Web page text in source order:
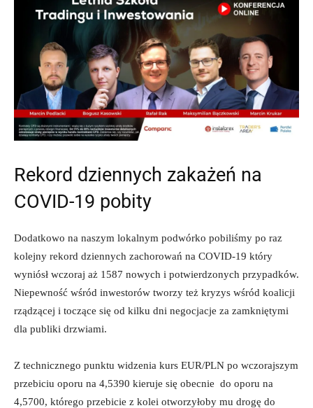
Rekord dziennych zakażeń na
COVID-19 pobity
Dodatkowo na naszym lokalnym podwórko pobiliśmy po raz
kolejny rekord dziennych zachorowań na COVID-19 który
wyniósł wczoraj aż 1587 nowych i potwierdzonych przypadków.
Niepewność wśród inwestorów tworzy też kryzys wśród koalicji
rządzącej i toczące się od kilku dni negocjacje za zamkniętymi
dla publiki drzwiami.
Z technicznego punktu widzenia kurs EUR/PLN po wczorajszym
przebiciu oporu na 4,5390 kieruje się obecnie do oporu na
4,5700, którego przebicie z kolei otworzyłoby mu drogę do